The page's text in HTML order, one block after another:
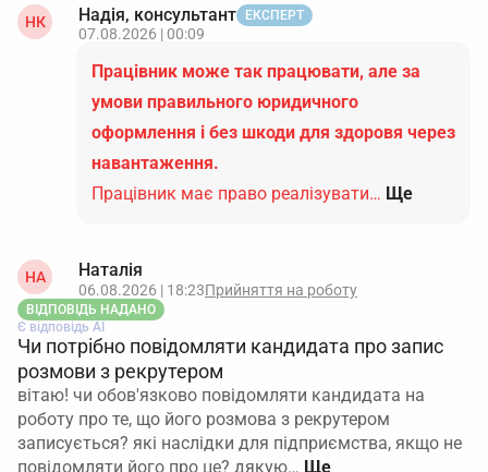
НК Надія, консультант ЕКСПЕРТ
07.08.2026 | 00:09
Працівник може так працювати, але за
умови правильного юридичного
оформлення і без шкоди для здоровя через
навантаження.
Працівник має право реалізувати… Ще
НА Наталія
06.08.2026 | 18:23Прийняття на роботу
ВІДПОВІДЬ НАДАНО
Є відповідь АІ
Чи потрібно повідомляти кандидата про запис
розмови з рекрутером
вітаю! чи обов'язково повідомляти кандидата на
роботу про те, що його розмова з рекрутером
записується? які наслідки для підприємства, якщо не
повідомляти його про це? дякую…